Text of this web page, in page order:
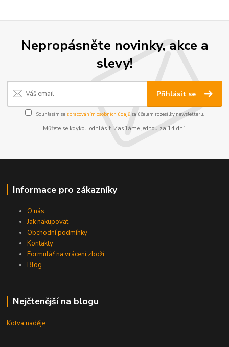
Nepropásněte novinky, akce a
slevy!
Přihlásit se
Souhlasím se zpracováním osobních údajůza účelem rozesílky newsletteru.
Můžete se kdykoli odhlásit. Zasíláme jednou za 14 dní.
Informace pro zákazníky
O nás
Jak nakupovat
Obchodní podmínky
Kontakty
Formulář na vrácení zboží
Blog
Nejčtenější na blogu
Kotva naděje